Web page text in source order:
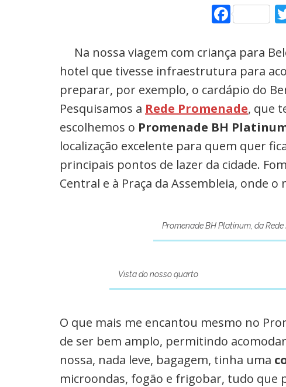
Na nossa viagem com criança para
hotel que tivesse infraestrutura para
preparar, por exemplo, o cardápio do
Pesquisamos a Rede Promenade, que
escolhemos o Promenade BH
localização excelente para quem quer
principais pontos de lazer da cidade.
Central e à Praça da Assembleia, onde
Promenade BH Platinum, da
Vista do nosso quarto
O que mais me encantou mesmo no
de ser bem amplo, permitindo
nossa, nada leve, bagagem, tinha uma
microondas, fogão e frigobar, tudo que